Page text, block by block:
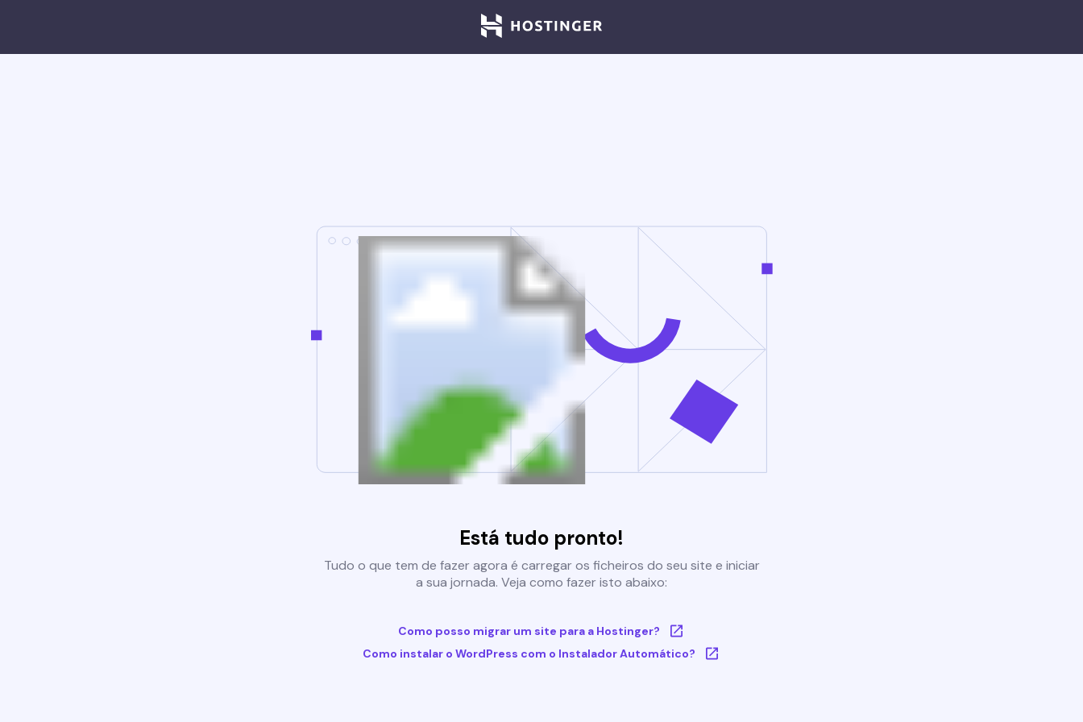
Está tudo pronto!
Tudo o que tem de fazer agora é carregar os ficheiros do seu site e iniciar
a sua jornada. Veja como fazer isto abaixo:
Como posso migrar um site para a Hostinger?
Como instalar o WordPress com o Instalador Automático?